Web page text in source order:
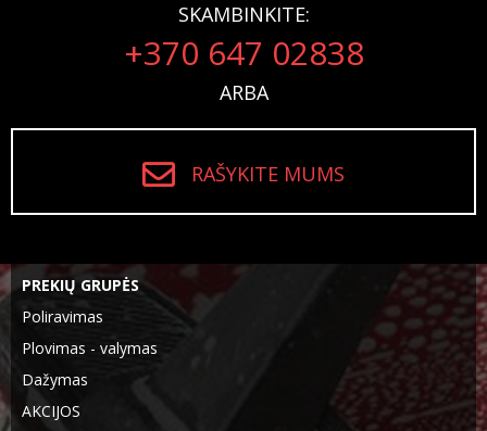
SKAMBINKITE:
+370 647 02838
ARBA
RAŠYKITE MUMS
PREKIŲ GRUPĖS
Poliravimas
Plovimas - valymas
Dažymas
AKCIJOS